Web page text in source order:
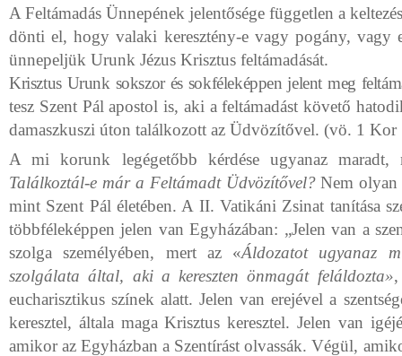
A Feltámadás Ünnepének jelentősége független a
dönti el, hogy valaki keresztény-e vagy pogány, vagy
ünnepeljük Urunk Jézus Krisztus feltámadását.
Krisztus Urunk sokszor és sokféleképpen jelent meg
tesz Szent Pál apostol is, aki a feltámadást követő
damaszkuszi úton találkozott az Üdvözítővel. (vö. 1 Kor
A mi korunk legégetőbb kérdése ugyanaz maradt,
Találkoztál-e már a Feltámadt Üdvözítővel?Nem olyan
mint Szent Pál életében. A II. Vatikáni Zsinat tanítása
többféleképpen jelen van Egyházában: „Jelen van a
szolga személyében, mert az «Áldozatot ugyanaz
szolgálata által, aki a kereszten önmagát feláldozta»
eucharisztikus színek alatt. Jelen van erejével a
keresztel, általa maga Krisztus keresztel. Jelen van
amikor az Egyházban a Szentírást olvassák. Végül,